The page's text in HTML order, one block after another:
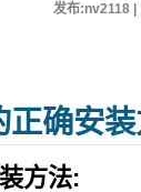
发布:nv2118 |
正确安
方法: